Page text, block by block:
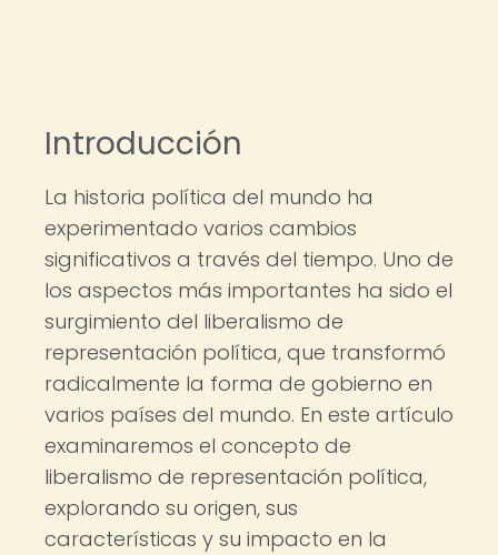
Introducción
La historia política del mundo ha
experimentado varios cambios
significativos a través del tiempo. Uno de
los aspectos más importantes ha sido el
surgimiento del liberalismo de
representación política, que transformó
radicalmente la forma de gobierno en
varios países del mundo. En este artículo
examinaremos el concepto de
liberalismo de representación política,
explorando su origen, sus
características y su impacto en la